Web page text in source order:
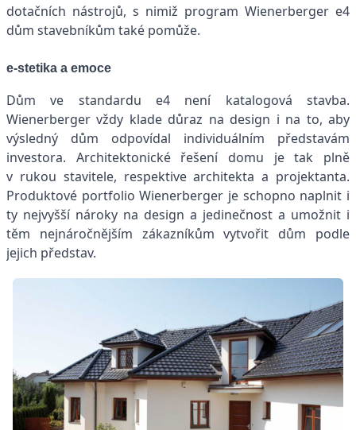
dotačních nástrojů, s nimiž program Wienerberger e4
dům stavebníkům také pomůže.
e-stetika a emoce
Dům ve standardu e4 není katalogová stavba.
Wienerberger vždy klade důraz na design i na to, aby
výsledný dům odpovídal individuálním představám
investora. Architektonické řešení domu je tak plně
v rukou stavitele, respektive architekta a projektanta.
Produktové portfolio Wienerberger je schopno naplnit i
ty nejvyšší nároky na design a jedinečnost a umožnit i
těm nejnáročnějším zákazníkům vytvořit dům podle
jejich představ.